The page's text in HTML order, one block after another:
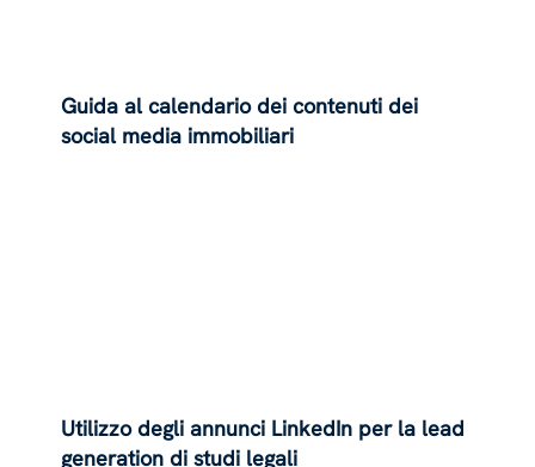
Guida al calendario dei contenuti dei
social media immobiliari
Utilizzo degli annunci LinkedIn per la lead
generation di studi legali